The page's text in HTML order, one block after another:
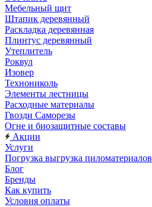
Мебельный щит
Штапик деревянный
Раскладка деревянная
Плинтус деревянный
Утеплитель
Роквул
Изовер
Технониколь
Элементы лестницы
Расходные материалы
Гвозди Саморезы
Огне и биозащитные составы
Акции
Услуги
Погрузка выгрузка пиломатериалов
Блог
Бренды
Как купить
Условия оплаты